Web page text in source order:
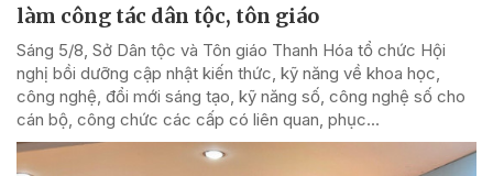
làm công tác dân tộc, tôn giáo
Sáng 5/8, Sở Dân tộc và Tôn giáo Thanh Hóa tổ chức Hội
nghị bồi dưỡng cập nhật kiến thức, kỹ năng về khoa học,
công nghệ, đổi mới sáng tạo, kỹ năng số, công nghệ số cho
cán bộ, công chức các cấp có liên quan, phục...